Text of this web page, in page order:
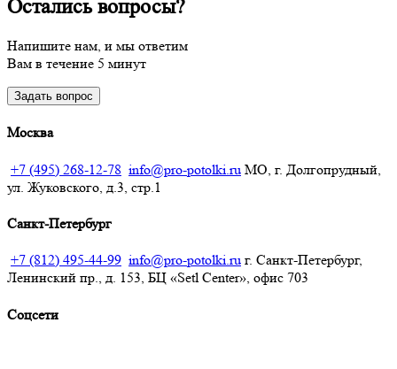
Остались вопросы?
Напишите нам, и мы ответим
Вам в течение 5 минут
Задать вопрос
Москва
+7 (495) 268-12-78 info@pro-potolki.ru МО, г. Долгопрудный,
ул. Жуковского, д.3, стр.1
Санкт-Петербург
+7 (812) 495-44-99 info@pro-potolki.ru г. Санкт-Петербург,
Ленинский пр., д. 153, БЦ «Setl Center», офис 703
Соцсети